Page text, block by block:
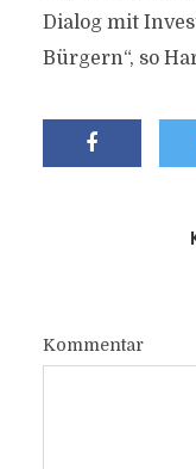
Dialog mit
Bürgern“, so
Kommentar